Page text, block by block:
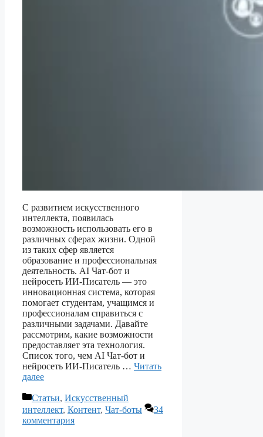
С развитием искусственного
интеллекта, появилась
возможность использовать его в
различных сферах жизни. Одной
из таких сфер является
образование и профессиональная
деятельность. AI Чат-бот и
нейросеть ИИ-Писатель — это
инновационная система, которая
помогает студентам, учащимся и
профессионалам справиться с
различными задачами. Давайте
рассмотрим, какие возможности
предоставляет эта технология.
Список того, чем AI Чат-бот и
нейросеть ИИ-Писатель … Читать
далее
Рубрики
Статьи, Искусственный
интеллект, Контент, Чат-боты
34
комментария